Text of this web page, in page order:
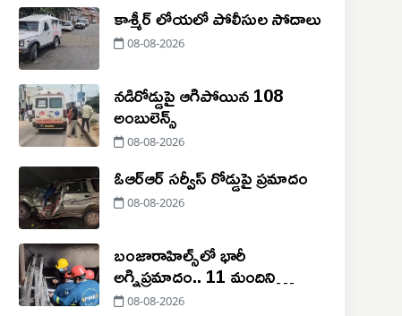
కాశ్మీర్ లోయలో పోలీసుల సోదాలు
08-08-2026
నడిరోడ్డుపై ఆగిపోయిన 108
అంబులెన్స్
08-08-2026
ఓఆర్‌ఆర్‌ సర్వీస్‌ రోడ్డుపై ప్రమాదం
08-08-2026
బంజారాహిల్స్‌లో భారీ
అగ్నిప్రమాదం.. 11 మందిని
కాపాడిన ఫైర్ సిబ్బంది
08-08-2026